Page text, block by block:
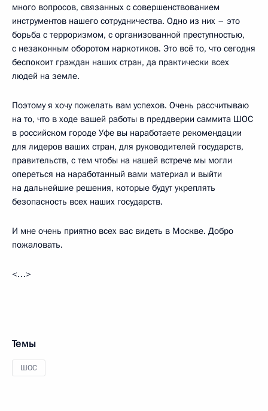
много вопросов, связанных с совершенствованием
инструментов нашего сотрудничества. Одно из них – это
борьба с терроризмом, с организованной преступностью,
с незаконным оборотом наркотиков. Это всё то, что сегодня
беспокоит граждан наших стран, да практически всех
людей на земле.
Поэтому я хочу пожелать вам успехов. Очень рассчитываю
на то, что в ходе вашей работы в преддверии саммита ШОС
в российском городе Уфе вы наработаете рекомендации
для лидеров ваших стран, для руководителей государств,
правительств, с тем чтобы на нашей встрече мы могли
опереться на наработанный вами материал и выйти
на дальнейшие решения, которые будут укреплять
безопасность всех наших государств.
И мне очень приятно всех вас видеть в Москве. Добро
пожаловать.
<…>
Темы
ШОС